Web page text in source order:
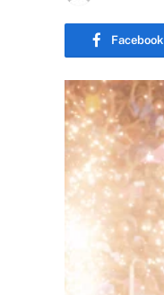
Facebook